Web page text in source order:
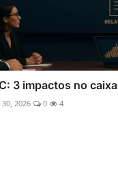
3 impactos no caixa
30, 2026 0 4